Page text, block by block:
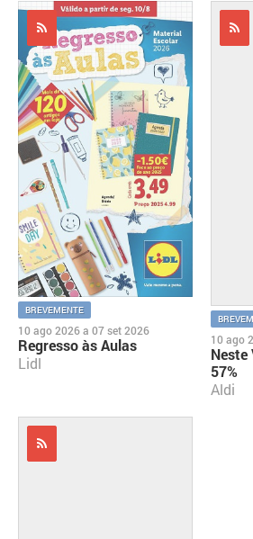
BREVEMENTE
10 ago 2026 a 07 set 2026
Regresso às Aulas
Lidl
10 ago
Neste
57%
Aldi